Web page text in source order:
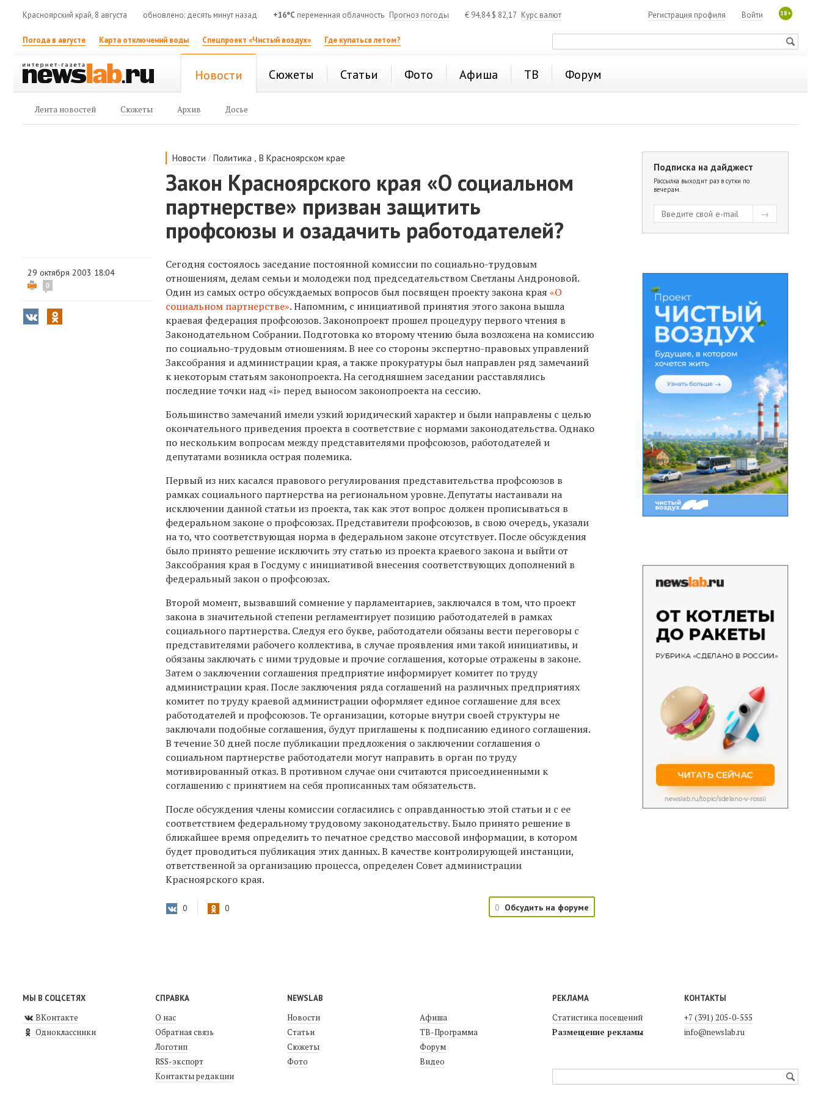
Красноярский край, 8 августа обновлено: десять минут назад +16°C переменная облачность Прогноз погоды € 94,84$ 82,17 Курс валют 18+
Войти
Регистрация профиля
Погода в августе Карта отключений воды Спецпроект «Чистый воздух» Где купаться летом?
Новости Сюжеты Статьи Фото Афиша ТВ Форум
Лента новостей Сюжеты Архив Досье
Новости /Политика ,В Красноярском крае
Закон Красноярского края «О социальном
партнерстве» призван защитить
профсоюзы и озадачить работодателей?
29 октября 2003 18:04
0
Сегодня состоялось заседание постоянной комиссии по социально-трудовым
отношениям, делам семьи и молодежи под председательством Светланы Андроновой.
Один из самых остро обсуждаемых вопросов был посвящен проекту закона края«О
социальном партнерстве». Напомним, с инициативой принятия этого закона вышла
краевая федерация профсоюзов. Законопроект прошел процедуру первого чтения в
Законодательном Собрании. Подготовка ко второму чтению была возложена на комиссию
по социально-трудовым отношениям. В нее со стороны экспертно-правовых управлений
Заксобрания и администрации края, а также прокуратуры был направлен ряд замечаний
к некоторым статьям законопроекта. На сегодняшнем заседании расставлялись
последние точки над «i» перед выносом законопроекта на сессию.
Большинство замечаний имели узкий юридический характер и были направлены с целью
окончательного приведения проекта в соответствие с нормами законодательства. Однако
по нескольким вопросам между представителями профсоюзов, работодателей и
депутатами возникла острая полемика.
Первый из них касался правового регулирования представительства профсоюзов в
рамках социального партнерства на региональном уровне. Депутаты настаивали на
исключении данной статьи из проекта, так как этот вопрос должен прописываться в
федеральном законе о профсоюзах. Представители профсоюзов, в свою очередь, указали
на то, что соответствующая норма в федеральном законе отсутствует. После обсуждения
было принято решение исключить эту статью из проекта краевого закона и выйти от
Заксобрания края в Госдуму с инициативой внесения соответствующих дополнений в
федеральный закон о профсоюзах.
Второй момент, вызвавший сомнение у парламентариев, заключался в том, что проект
закона в значительной степени регламентирует позицию работодателей в рамках
социального партнерства. Следуя его букве, работодатели обязаны вести переговоры с
представителями рабочего коллектива, в случае проявления ими такой инициативы, и
обязаны заключать с ними трудовые и прочие соглашения, которые отражены в законе.
Затем о заключении соглашения предприятие информирует комитет по труду
администрации края. После заключения ряда соглашений на различных предприятиях
комитет по труду краевой администрации оформляет единое соглашение для всех
работодателей и профсоюзов. Те организации, которые внутри своей структуры не
заключали подобные соглашения, будут приглашены к подписанию единого соглашения.
В течение 30 дней после публикации предложения о заключении соглашения о
социальном партнерстве работодатели могут направить в орган по труду
мотивированный отказ. В противном случае они считаются присоединенными к
соглашению с принятием на себя прописанных там обязательств.
После обсуждения члены комиссии согласились с оправданностью этой статьи и с ее
соответствием федеральному трудовому законодательству. Было принято решение в
ближайшее время определить то печатное средство массовой информации, в котором
будет проводиться публикация этих данных. В качестве контролирующей инстанции,
ответственной за организацию процесса, определен Совет администрации
Красноярского края.
0 0 0 Обсудить на форуме
Подписка на дайджест
Рассылка выходит раз в сутки по
вечерам.
МЫ В СОЦСЕТЯХ
ВКонтакте
Одноклассники
СПРАВКА
О нас
Обратная связь
Логотип
RSS-экспорт
Контакты редакции
NEWSLAB
Новости
Статьи
Сюжеты
Фото
Афиша
ТВ-Программа
Форум
Видео
РЕКЛАМА
Статистика посещений
Размещение рекламы
КОНТАКТЫ
+7 (391) 205-0-555
info@newslab.ru